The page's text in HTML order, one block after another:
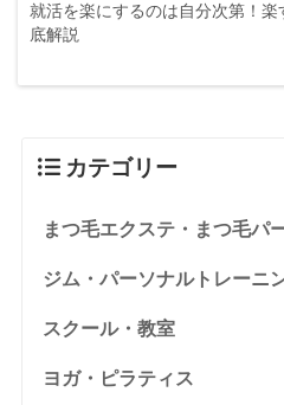
就活を楽にするのは自分次第！楽
底解説
カテゴリー
まつ毛エクステ・まつ毛パ
ジム・パーソナルトレーニ
スクール・教室
ヨガ・ピラティス